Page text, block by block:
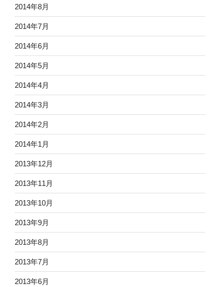
2014年8月
2014年7月
2014年6月
2014年5月
2014年4月
2014年3月
2014年2月
2014年1月
2013年12月
2013年11月
2013年10月
2013年9月
2013年8月
2013年7月
2013年6月